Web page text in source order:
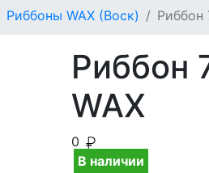
Риббоны WAX (Воск) Риббон
Риббон
WAX
0
В наличии